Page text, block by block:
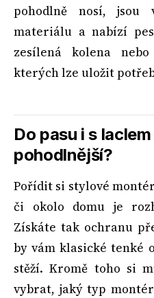
pohodlně nosí, jsou
materiálu a nabízí
zesílená kolena
kterých lze uložit
Do pasu i s
pohodlnější?
Pořídit si stylové
či okolo domu je
Získáte tak ochranu
by vám klasické tenké
stěží. Kromě toho si
vybrat, jaký typ